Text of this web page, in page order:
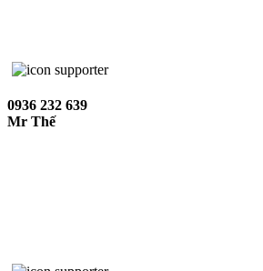
0936 232 639
Mr Thế